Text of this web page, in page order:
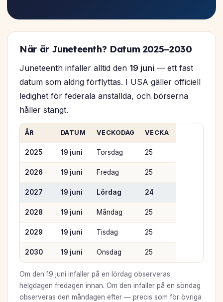
När är Juneteenth? Datum 2025–2030
Juneteenth infaller alltid den 19 juni — ett fast
datum som aldrig förflyttas. I USA gäller officiell
ledighet för federala anställda, och börserna
håller stängt.
ÅR DATUM VECKODAG VECKA
2025 19 juni Torsdag 25
2026 19 juni Fredag 25
2027 19 juni Lördag 24
2028 19 juni Måndag 25
2029 19 juni Tisdag 25
2030 19 juni Onsdag 25
Om den 19 juni infaller på en lördag observeras
helgdagen fredagen innan. Om den infaller på en söndag
observeras den måndagen efter — precis som för övriga